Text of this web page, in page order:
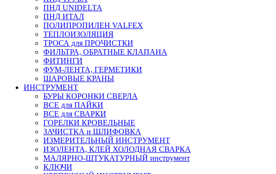
ПНД UNIDELTA
ПНД ИТАЛ
ПОЛИПРОПИЛЕН VALFEX
ТЕПЛОИЗОЛЯЦИЯ
ТРОСА для ПРОЧИСТКИ
ФИЛЬТРА, ОБРАТНЫЕ КЛАПАНА
ФИТИНГИ
ФУМ-ЛЕНТА, ГЕРМЕТИКИ
ШАРОВЫЕ КРАНЫ
ИНСТРУМЕНТ
БУРЫ КОРОНКИ СВЕРЛА
ВСЕ для ПАЙКИ
ВСЕ для СВАРКИ
ГОРЕЛКИ КРОВЕЛЬНЫЕ
ЗАЧИСТКА и ШЛИФОВКА
ИЗМЕРИТЕЛЬНЫЙ ИНСТРУМЕНТ
ИЗОЛЕНТА, КЛЕЙ ХОЛОДНАЯ СВАРКА
МАЛЯРНО-ШТУКАТУРНЫЙ инструмент
КЛЮЧИ